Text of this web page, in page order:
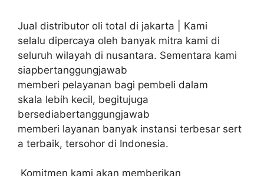
Jual distributor oli total di jakarta | Kami
selalu dipercaya oleh banyak mitra kami di
seluruh wilayah di nusantara. Sementara kami
siapbertanggungjawab
memberi pelayanan bagi pembeli dalam
skala lebih kecil, begitujuga
bersediabertanggungjawab
memberi layanan banyak instansi terbesar sert
a terbaik, tersohor di Indonesia.
Komitmen kami akan memberikan